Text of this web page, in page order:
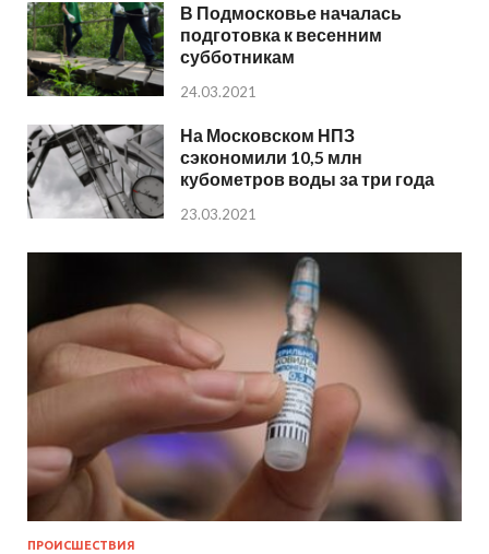
В Подмосковье началась
подготовка к весенним
субботникам
24.03.2021
На Московском НПЗ
сэкономили 10,5 млн
кубометров воды за три года
23.03.2021
ПРОИСШЕСТВИЯ